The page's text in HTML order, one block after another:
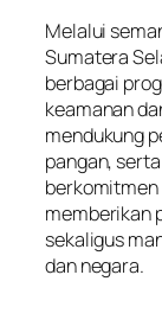
Melalui
Sumatera
berbagai
keamanan
mendukung
pangan,
memberikan
sekaligus
dan negara.